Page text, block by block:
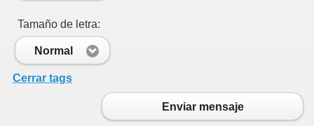
Tamaño de letra:
Normal
Cerrar tags
Enviar mensaje